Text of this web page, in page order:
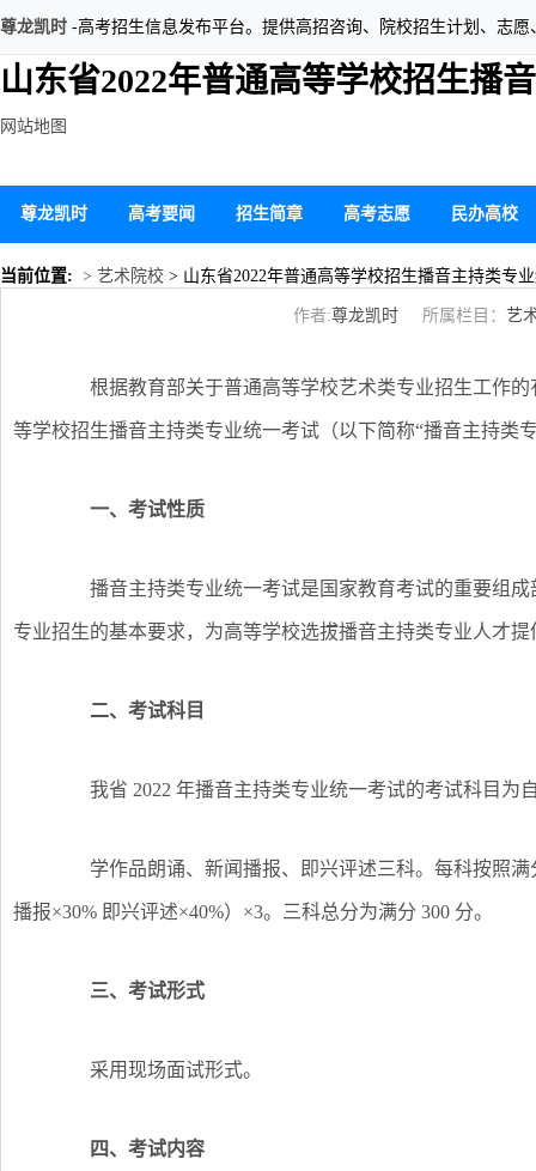
尊龙凯时 -高考招生信息发布平台。提供高招咨询、院校招生计划、志
山东省2022年普通高等学校招生播
尊龙凯时 高考要闻 招生简章 高考志愿 民办高校
当前位置: > 艺术院校 > 山东省2022年普通高等学校招生播音主持类专
作者:尊龙凯时 所属栏目： 艺
根据教育部关于普通高等学校艺术类专业招生工作的
等学校招生播音主持类专业统一考试（以下简称“播音主持类
一、考试性质
播音主持类专业统一考试是国家教育考试的重要组成
专业招生的基本要求，为高等学校选拔播音主持类专业人才提
二、考试科目
我省 2022 年播音主持类专业统一考试的考试科目为
学作品朗诵、新闻播报、即兴评述三科。每科按照满
播报×30% 即兴评述×40%）×3。三科总分为满分 300 分。
三、考试形式
采用现场面试形式。
四、考试内容
网站地图